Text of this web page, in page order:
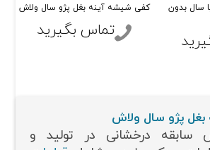
سال بدون
کفی شیشه آینه بغل پژو سال ولاش
تماس بگیرید
بغل پژو سال ولاش
سابقه درخشانی در تولید و